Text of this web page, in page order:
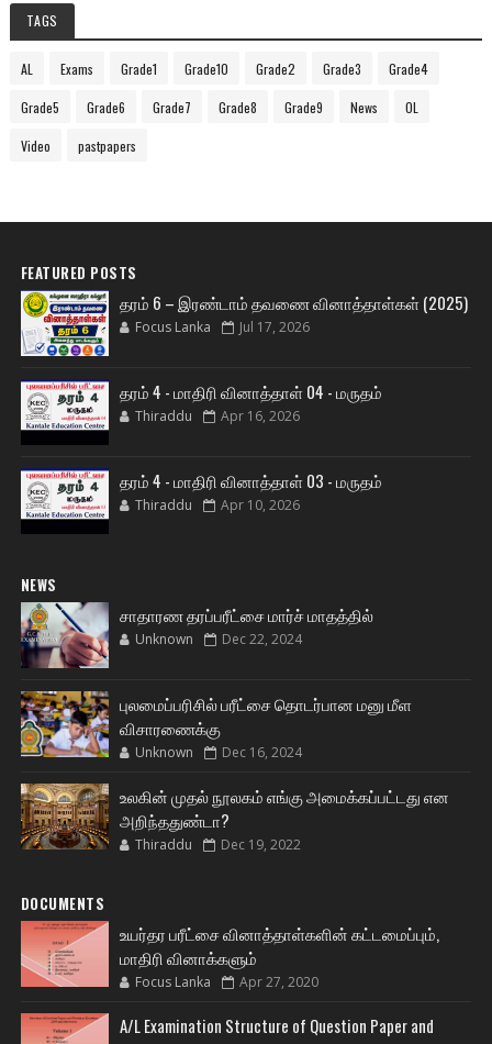
TAGS
AL Exams Grade1 Grade10 Grade2 Grade3 Grade4
Grade5 Grade6 Grade7 Grade8 Grade9 News OL
Video pastpapers
FEATURED POSTS
தரம் 6 – இரண்டாம் தவணை வினாத்தாள்கள் (2025)
Focus Lanka Jul 17, 2026
தரம் 4 - மாதிரி வினாத்தாள் 04 - மருதம்
Thiraddu Apr 16, 2026
தரம் 4 - மாதிரி வினாத்தாள் 03 - மருதம்
Thiraddu Apr 10, 2026
NEWS
சாதாரண தரப்பரீட்சை மார்ச் மாதத்தில்
Unknown Dec 22, 2024
புலமைப்பரிசில் பரீட்சை தொடர்பான மனு மீள
விசாரணைக்கு
Unknown Dec 16, 2024
உலகின் முதல் நூலகம் எங்கு அமைக்கப்பட்டது என
அறிந்ததுண்டா?
Thiraddu Dec 19, 2022
DOCUMENTS
உயர்தர பரீட்சை வினாத்தாள்களின் கட்டமைப்பும்,
மாதிரி வினாக்களும்
Focus Lanka Apr 27, 2020
A/L Examination Structure of Question Paper and